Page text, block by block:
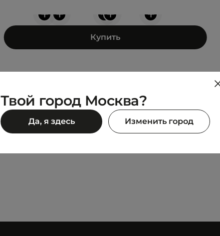
+
+
+ +
+
Купить
PUMA
Shuffle
Твой город Москва?
Да, я здесь Изменить город